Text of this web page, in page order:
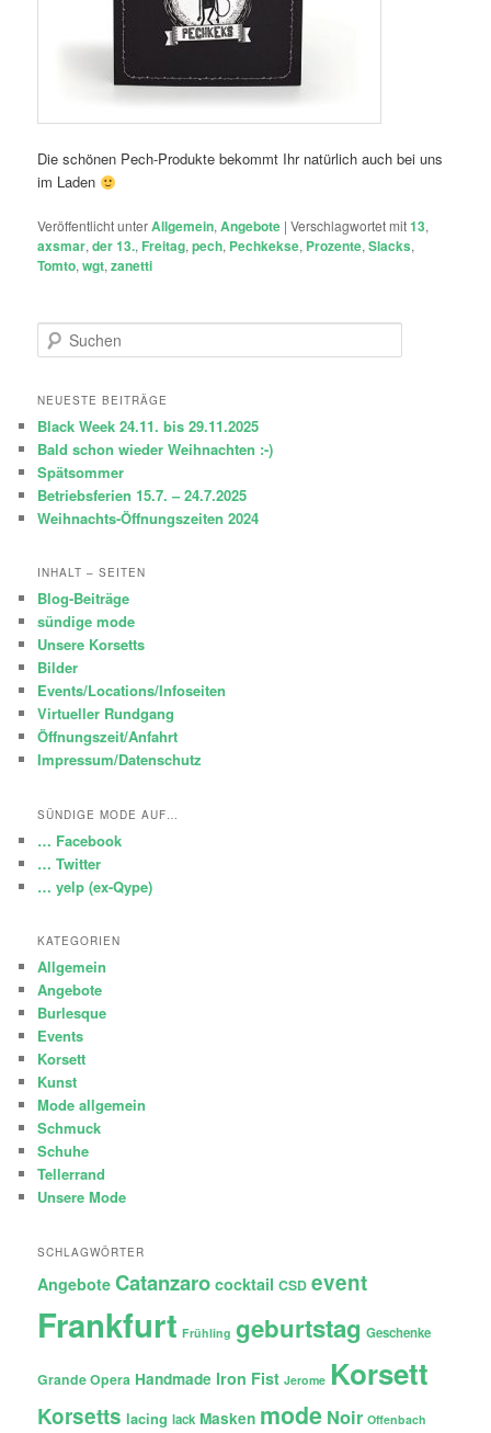
Die schönen Pech-Produkte bekommt Ihr natürlich auch bei uns
im Laden
Veröffentlicht unterAllgemein,Angebote |Verschlagwortet mit13,
axsmar,der 13., Freitag,pech, Pechkekse, Prozente,Slacks,
Tomto,wgt,zanetti
u
h
n
NEUESTE BEITRÄGE
Black Week 24.11. bis 29.11.2025
Bald schon wieder Weihnachten :-)
Spätsommer
Betriebsferien 15.7. – 24.7.2025
Weihnachts-Öffnungszeiten 2024
INHALT – SEITEN
Blog-Beiträge
sündige mode
Unsere Korsetts
Bilder
Events/Locations/Infoseiten
Virtueller Rundgang
Öffnungszeit/Anfahrt
Impressum/Datenschutz
SÜNDIGE MODE AUF…
… Facebook
… Twitter
… yelp (ex-Qype)
KATEGORIEN
Allgemein
Angebote
Burlesque
Events
Korsett
Kunst
Mode allgemein
Schmuck
Schuhe
Tellerrand
Unsere Mode
SCHLAGWÖRTER
Angebote Catanzaro cocktail CSD event
Frankfurt Frühling geburtstag Geschenke
Grande Opera Handmade Iron Fist Jerome Korsett
Korsetts lacing lack Masken mode Noir Offenbach